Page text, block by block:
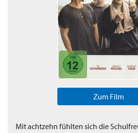
Zum Film
Mit achtzehn fühlten sich die